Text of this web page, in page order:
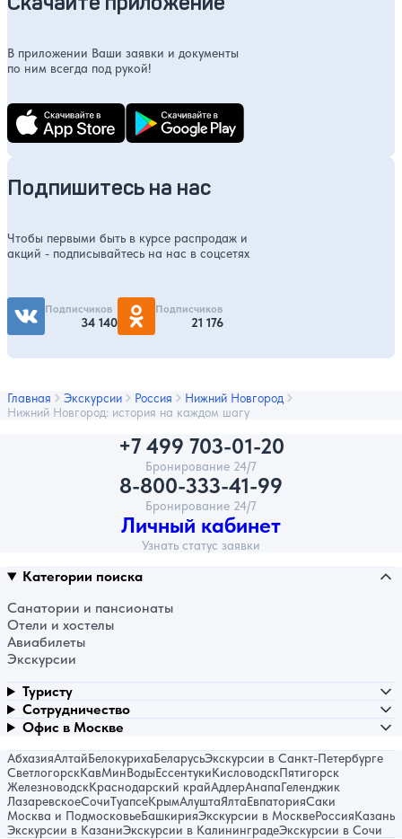
В приложении Ваши заявки и документы
по ним всегда под рукой!
Подпишитесь на нас
Чтобы первыми быть в курсе распродаж и
акций - подписывайтесь на нас в соцсетях
Подписчиков
34 140
Подписчиков
21 176
Главная Экскурсии Россия
Нижний Новгород
Нижний Новгород: история на каждом шагу
+7 499 703-01-20
Бронирование 24/7
8-800-333-41-99
Бронирование 24/7
Личный кабинет
Узнать статус заявки
Категории поиска
Санатории и пансионаты
Отели и хостелы
Авиабилеты
Экскурсии
Туристу
Сотрудничество
Офис в Москве
АбхазияАлтайБелокурихаБеларусьЭкскурсии в Санкт-Петербурге
СветлогорскКавМинВодыЕссентукиКисловодскПятигорск
ЖелезноводскКраснодарский крайАдлерАнапаГеленджик
ЛазаревскоеСочиТуапсеКрымАлуштаЯлтаЕвпаторияСаки
Москва и ПодмосковьеБашкирияЭкскурсии в МосквеРоссияКазань
Экскурсии в КазаниЭкскурсии в КалининградеЭкскурсии в Сочи